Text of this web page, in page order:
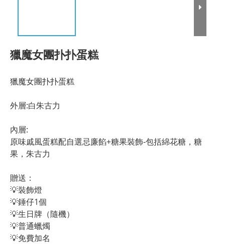
獵魔女團扑扑蛋糕
獵魔女團扑扑蛋糕
外層:白朱古力
內層:
原味戚風蛋糕配自選忌廉餡+糖果裝飾-包括綿花糖，糖
果，朱古力
贈送：
💡裝飾燈
💡錘仔1個
💡生日牌（隨機）
💡普通蠟燭
💡免費加名